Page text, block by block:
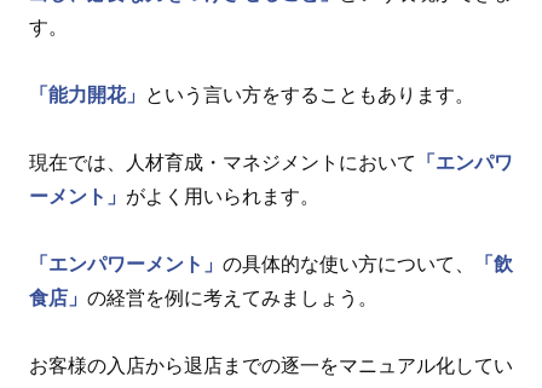
す。
「能力開花」 という言い方をすることもあります。
現在では、人材育成・マネジメントにおいて
「エンパワ
ーメント」 がよく用いられます。
「エンパワーメント」 の具体的な使い方について、
「飲
食店」 の経営を例に考えてみましょう。
お客様の入店から退店までの逐一をマニュアル化してい